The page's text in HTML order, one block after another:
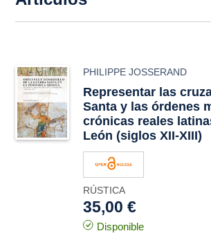
PHILIPPE JOSSERAND
Representar las
Santa y las órdenes
crónicas reales
León (siglos XII-XIII)
RÚSTICA
35,00 €
Disponible